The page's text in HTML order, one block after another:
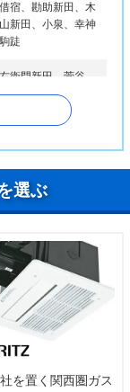
宿、勘助新田、木
新田、小泉、幸神
跿
衛門新田、菅谷
田
の里、みむら、莚
選ぶ
を置く関西圏ガス